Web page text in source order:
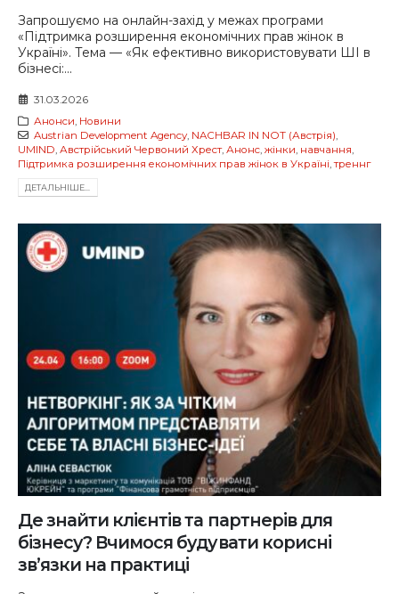
Запрошуємо на онлайн-захід у межах програми
«Підтримка розширення економічних прав жінок в
Україні». Тема — «Як ефективно використовувати ШІ в
бізнесі:...
31.03.2026
Анонси, Новини
Austrian Development Agency, NACHBAR IN NOT (Австрія),
UMIND, Австрійський Червоний Хрест, Анонс, жінки, навчання,
Підтримка розширення економічних прав жінок в Україні,треннг
ДЕТАЛЬНIШЕ...
Де знайти клієнтів та партнерів для
бізнесу? Вчимося будувати корисні
зв’язки на практиці